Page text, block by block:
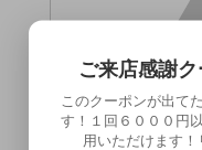
ご来店感謝
このクーポンが出て
す！１回６０００円
用いただけます！